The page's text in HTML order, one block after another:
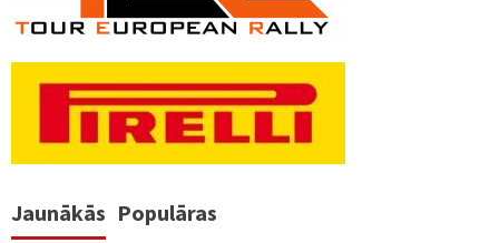
Jaunākās Populāras